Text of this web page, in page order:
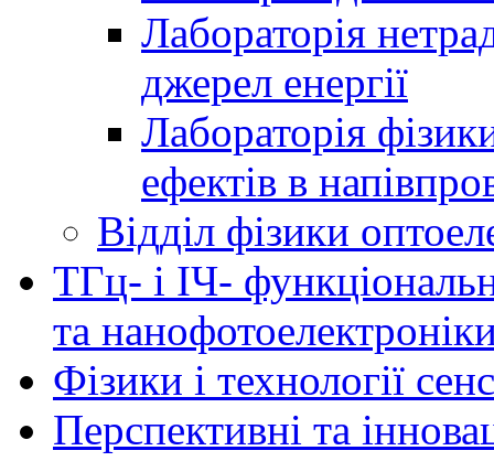
Лабораторія
джерел енергії
Лабораторія
ефектів в
Відділ фізики
ТГц- і ІЧ-
та
Фізики і технології
Перспективні та